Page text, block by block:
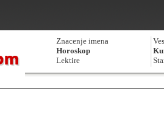
Znacenje imena
Horoskop
Lektire